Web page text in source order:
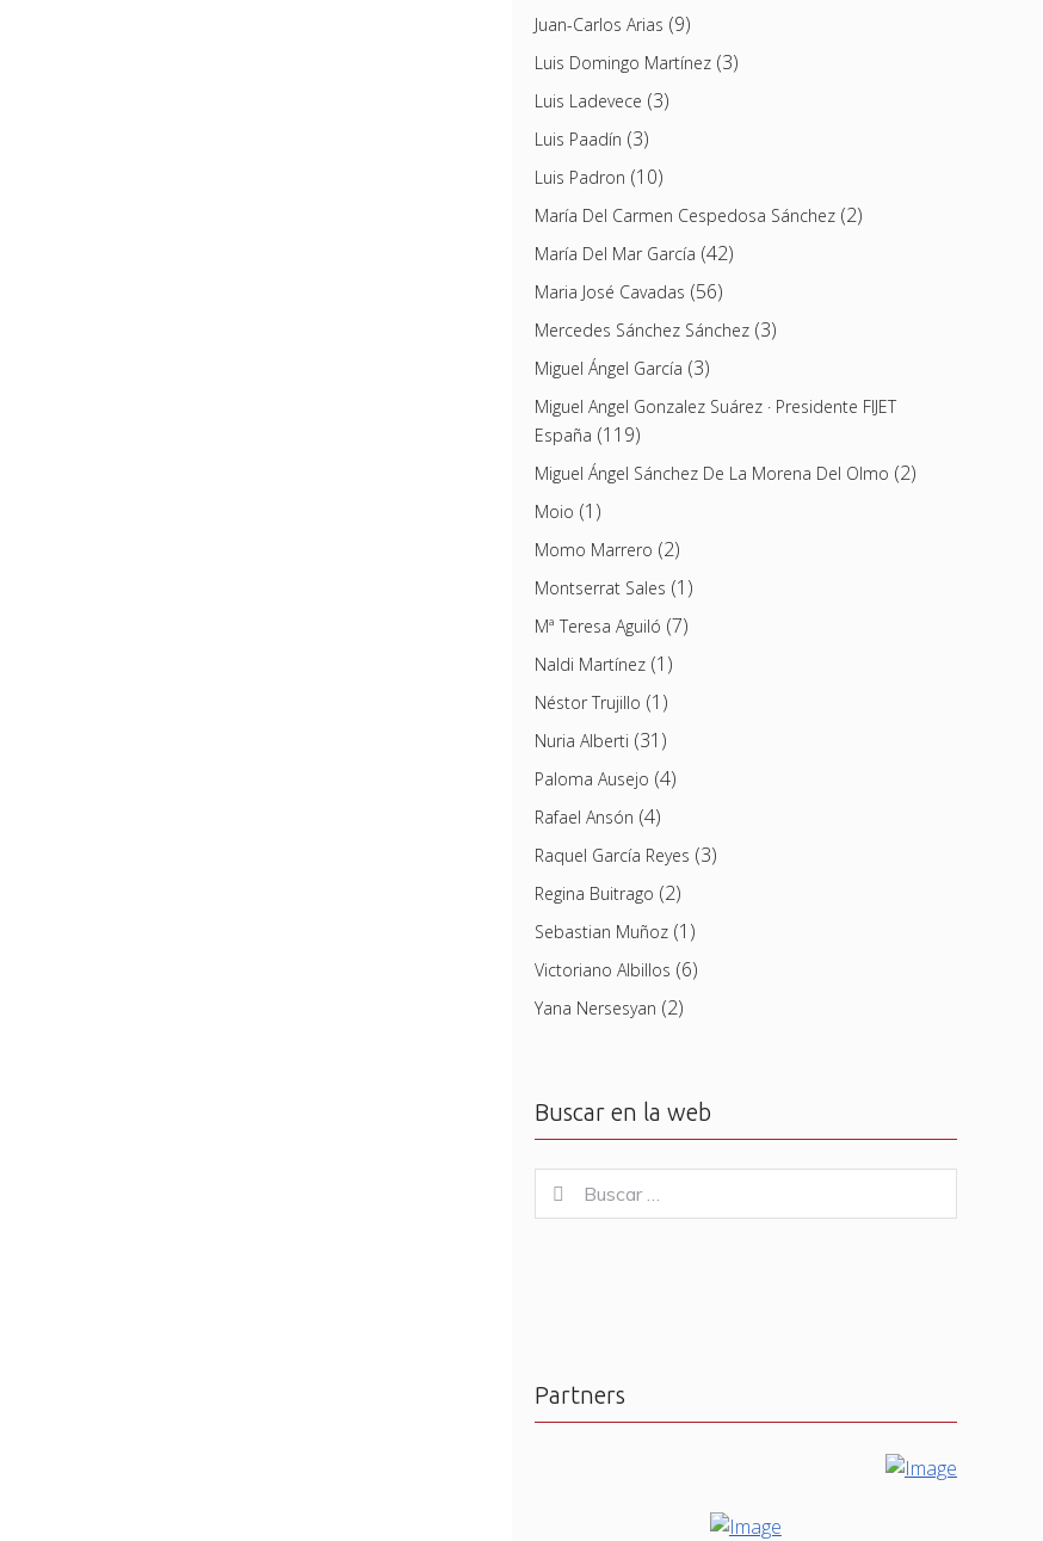
Juan-Carlos Arias (9)
Luis Domingo Martínez(3)
Luis Ladevece (3)
Luis Paadín (3)
Luis Padron (10)
María Del Carmen Cespedosa Sánchez(2)
María Del Mar García (42)
Maria José Cavadas (56)
Mercedes Sánchez Sánchez(3)
Miguel Ángel García (3)
Miguel Angel Gonzalez Suárez · Presidente FIJET
España (119)
Miguel Ángel Sánchez De La Morena Del Olmo (2)
Moio (1)
Momo Marrero (2)
Montserrat Sales (1)
Mª Teresa Aguiló (7)
Naldi Martínez(1)
Néstor Trujillo (1)
Nuria Alberti (31)
Paloma Ausejo (4)
Rafael Ansón (4)
Raquel García Reyes (3)
Regina Buitrago (2)
Sebastian Muñoz(1)
Victoriano Albillos (6)
Yana Nersesyan (2)
Buscar en la web
for:
Buscar
Partners